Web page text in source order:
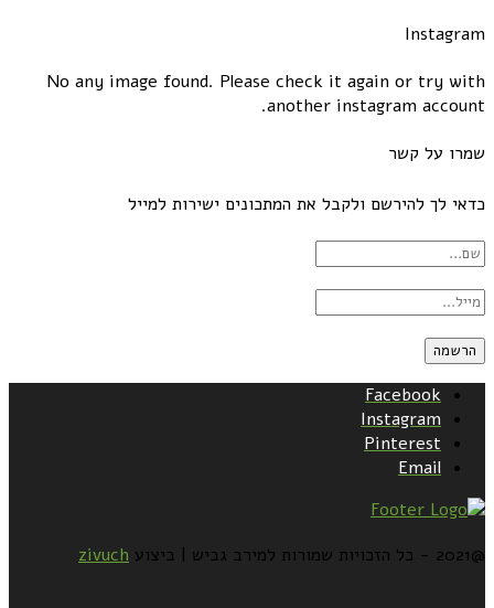
Instagram
No any image found. Please check it again or try with
another instagram account.
שמרו על קשר
כדאי לך להירשם ולקבל את המתכונים ישירות למייל
Facebook
Instagram
Pinterest
Email
@2021 - כל הזכויות שמורות למירב גביש | ביצוע zivuch